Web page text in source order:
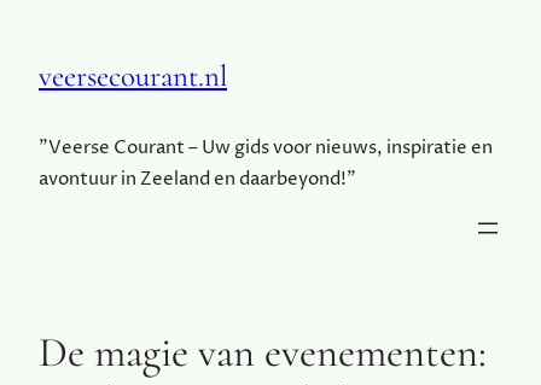
veersecourant.nl
"Veerse Courant – Uw gids voor nieuws, inspiratie en
avontuur in Zeeland en daarbeyond!"
De magie van evenementen: